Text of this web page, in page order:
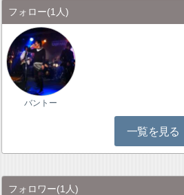
フォロー(1人)
バントー
一覧を見る
フォロワー(1人)